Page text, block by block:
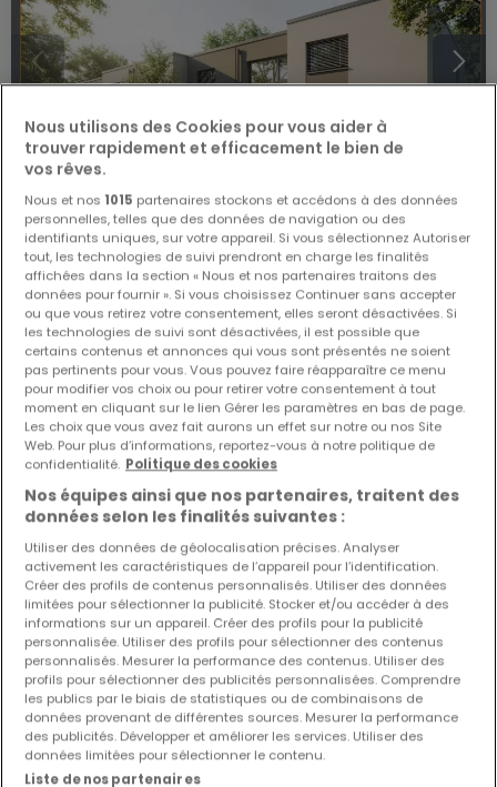
Maison jumelée 4 chambresà vendre àMondercange
1 268 000 €
195 m² 4 2 2
Nous utilisons des Cookies pour vous aider à
trouver rapidement et efficacement le bien de
vos rêves.
Nous et nos 1015 partenaires stockons et accédons à des données
personnelles, telles que des données de navigation ou des
identifiants uniques, sur votre appareil. Si vous sélectionnez Autoriser
tout, les technologies de suivi prendront en charge les finalités
affichées dans la section « Nous et nos partenaires traitons des
données pour fournir ». Si vous choisissez Continuer sans accepter
ou que vous retirez votre consentement, elles seront désactivées. Si
les technologies de suivi sont désactivées, il est possible que
certains contenus et annonces qui vous sont présentés ne soient
pas pertinents pour vous. Vous pouvez faire réapparaître ce menu
pour modifier vos choix ou pour retirer votre consentement à tout
moment en cliquant sur le lien Gérer les paramètres en bas de page.
Les choix que vous avez fait aurons un effet sur notre ou nos Site
Web. Pour plus d’informations, reportez-vous à notre politique de
confidentialité. Politique des cookies
Nos équipes ainsi que nos partenaires, traitent des
données selon les finalités suivantes :
Utiliser des données de géolocalisation précises. Analyser
activement les caractéristiques de l’appareil pour l’identification.
Créer des profils de contenus personnalisés. Utiliser des données
limitées pour sélectionner la publicité. Stocker et/ou accéder à des
informations sur un appareil. Créer des profils pour la publicité
personnalisée. Utiliser des profils pour sélectionner des contenus
personnalisés. Mesurer la performance des contenus. Utiliser des
profils pour sélectionner des publicités personnalisées. Comprendre
les publics par le biais de statistiques ou de combinaisons de
données provenant de différentes sources. Mesurer la performance
des publicités. Développer et améliorer les services. Utiliser des
données limitées pour sélectionner le contenu.
Liste de nos partenaires